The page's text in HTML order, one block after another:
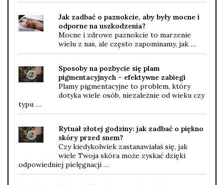
Jak zadbać o paznokcie, aby były mocne i
odporne na uszkodzenia?
Mocne i zdrowe paznokcie to marzenie
wielu z nas, ale często zapominamy, jak …
Sposoby na pozbycie się plam
pigmentacyjnych – efektywne zabiegi
Plamy pigmentacyjne to problem, który
dotyka wiele osób, niezależnie od wieku czy
typu …
Rytuał złotej godziny: jak zadbać o piękno
skóry przed snem?
Czy kiedykolwiek zastanawiałaś się, jak
wiele Twoja skóra może zyskać dzięki
odpowiedniej pielęgnacji …